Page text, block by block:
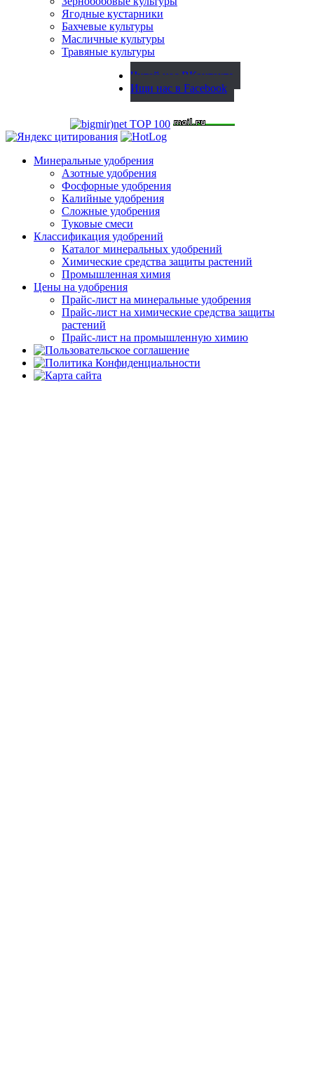
Ягодные кустарники
Бахчевые культуры
Масличные культуры
Травяные культуры
Читай нас ВКонтакте
Ищи нас в Facebook
Минеральные удобрения
Азотные удобрения
Фосфорные удобрения
Калийные удобрения
Сложные удобрения
Туковые смеси
Классификация удобрений
Каталог минеральных удобрений
Химические средства защиты растений
Промышленная химия
Цены на удобрения
Прайс-лист на минеральные удобрения
Прайс-лист на химические средства защиты
растений
Прайс-лист на промышленную химию